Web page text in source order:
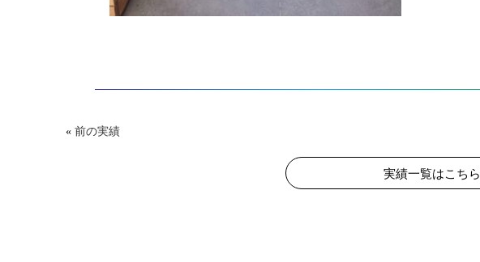
« 前の実績
実績一覧はこちら